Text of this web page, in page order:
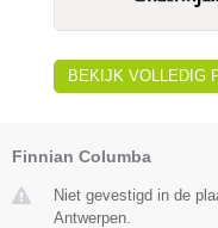
BEKIJK VOLLEDIG
Finnian Columba
Niet gevestigd in de
Antwerpen.